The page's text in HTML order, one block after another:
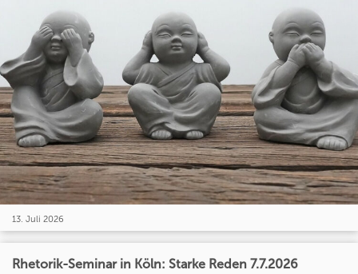
13. Juli 2026
Rhetorik-Seminar in Köln: Starke Reden 7.7.2026